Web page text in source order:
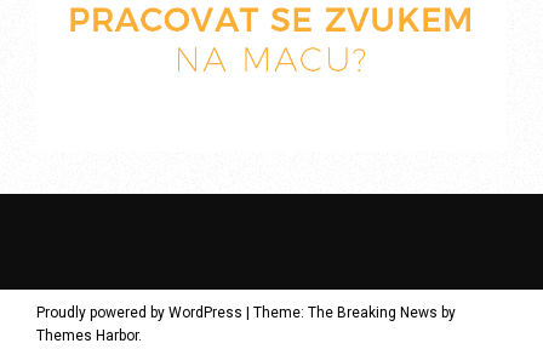
Proudly powered by WordPress | Theme: The Breaking News by
Themes Harbor.